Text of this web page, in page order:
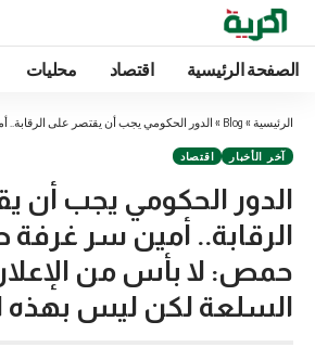
الصفحة الرئيسية اقتصاد محليات
الرئيسية »
Blog
» الدور الحكومي يجب أن يقتصر على
آخر الأخبار اقتصاد
الدور الحكومي يجب أن
الرقابة.. أمين سر غرفة
حمص: لا بأس من
السلعة لكن ليس بهذه